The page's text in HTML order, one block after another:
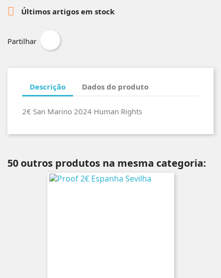
 Últimos artigos em stock
Partilhar
Descrição Dados do produto
2€ San Marino 2024 Human Rights
50 outros produtos na mesma categoria: